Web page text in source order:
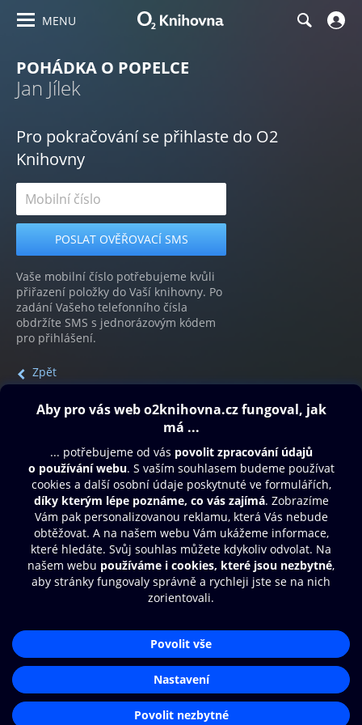
MENU
POHÁDKA O POPELCE
Jan Jílek
Pro pokračování se přihlaste do O2
Knihovny
Vaše mobilní číslo potřebujeme kvůli
přiřazení položky do Vaší knihovny. Po
zadání Vašeho telefonního čísla
obdržíte SMS s jednorázovým kódem
pro přihlášení.
Zpět
Obsah ke stažení
Moje O2 Knihovna
Další zábava
© O2 Czech Republic a.s.
Přístupnost
Zásady zpracování osobních údajů
Nastavení cookies
Aplikace O2 Knihovna
Čti a poslouchej své e-knihy a
audioknihy rychleji a pohodlněji.